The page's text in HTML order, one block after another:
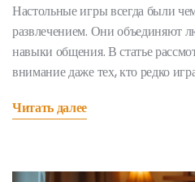
Настольные игры всегда были
развлечением. Они объединяют
навыки общения. В статье
внимание даже тех, кто редко
так захватывает? Узнайте в этой
Читать далее